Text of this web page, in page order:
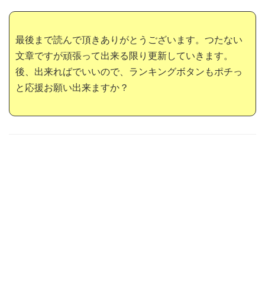
最後まで読んで頂きありがとうございます。つたない
文章ですが頑張って出来る限り更新していきます。
後、出来ればでいいので、ランキングボタンもポチっ
と応援お願い出来ますか？